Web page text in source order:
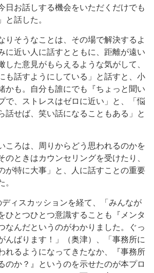
日お話しする機会をいただくだけでも
と話した。
そうなことは、その場で解決するよ
に近い人に話すとともに、距離が遠い
した意見がもらえるような気がして、
も話すようにしている」と話すと、小
かも。自分も誰にでも『ちょっと聞い
で、ストレスはゼロに近い」と、「悩
話せば、笑い話になることもある」と
ろは、周りからどう思われるのかを
のときはカウンセリングを受けたり、
が特に大事」と、人に話すことの重要
。
ィスカッションを経て、「みんなが
ひとつひとつ意識することも『メンタ
なんだというのがわかりました。ぐっ
んばります！」（奥津）、「事務所に
れるようになってきたなか、『事務所
のか？』というのを示せたのが本プロ